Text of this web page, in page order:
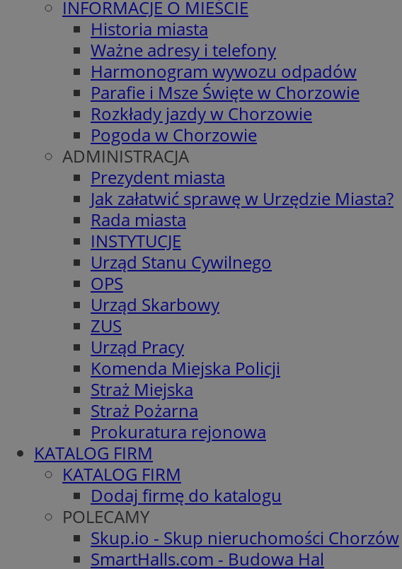
INFORMACJE O MIEŚCIE
Historia miasta
Ważne adresy i telefony
Harmonogram wywozu odpadów
Parafie i Msze Święte w Chorzowie
Rozkłady jazdy w Chorzowie
Pogoda w Chorzowie
ADMINISTRACJA
Prezydent miasta
Jak załatwić sprawę w Urzędzie Miasta?
Rada miasta
INSTYTUCJE
Urząd Stanu Cywilnego
OPS
Urząd Skarbowy
ZUS
Urząd Pracy
Komenda Miejska Policji
Straż Miejska
Straż Pożarna
Prokuratura rejonowa
KATALOG FIRM
KATALOG FIRM
Dodaj firmę do katalogu
POLECAMY
Skup.io - Skup nieruchomości Chorzów
SmartHalls.com - Budowa Hal